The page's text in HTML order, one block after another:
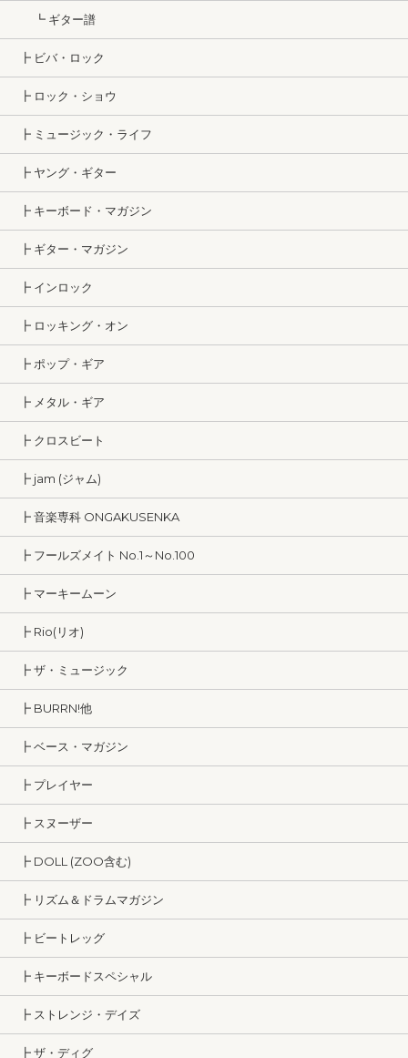
┗ ギター譜
┣ ビバ・ロック
┣ ロック・ショウ
┣ ミュージック・ライフ
┣ ヤング・ギター
┣ キーボード・マガジン
┣ ギター・マガジン
┣ インロック
┣ ロッキング・オン
┣ ポップ・ギア
┣ メタル・ギア
┣ クロスビート
┣ jam (ジャム)
┣ 音楽専科 ONGAKUSENKA
┣ フールズメイト No.1～No.100
┣ マーキームーン
┣ Rio(リオ)
┣ ザ・ミュージック
┣ BURRN!他
┣ ベース・マガジン
┣ プレイヤー
┣ スヌーザー
┣ DOLL (ZOO含む)
┣ リズム＆ドラムマガジン
┣ ビートレッグ
┣ キーボードスペシャル
┣ ストレンジ・デイズ
┣ ザ・ディグ